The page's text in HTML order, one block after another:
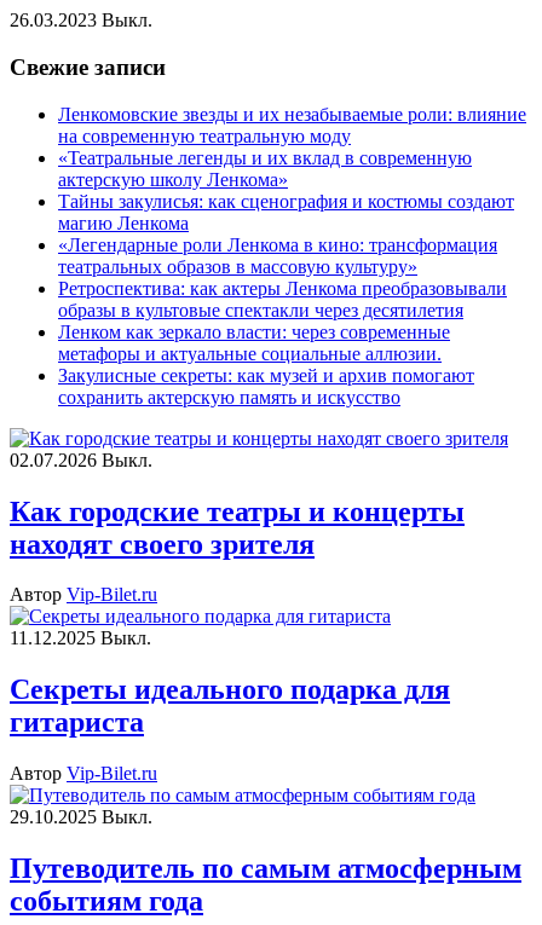
26.03.2023 Выкл.
Свежие записи
Ленкомовские звезды и их незабываемые роли: влияние
на современную театральную моду
«Театральные легенды и их вклад в современную
актерскую школу Ленкома»
Тайны закулисья: как сценография и костюмы создают
магию Ленкома
«Легендарные роли Ленкома в кино: трансформация
театральных образов в массовую культуру»
Ретроспектива: как актеры Ленкома преобразовывали
образы в культовые спектакли через десятилетия
Ленком как зеркало власти: через современные
метафоры и актуальные социальные аллюзии.
Закулисные секреты: как музей и архив помогают
сохранить актерскую память и искусство
02.07.2026 Выкл.
Как городские театры и концерты
находят своего зрителя
Автор Vip-Bilet.ru
11.12.2025 Выкл.
Секреты идеального подарка для
гитариста
Автор Vip-Bilet.ru
29.10.2025 Выкл.
Путеводитель по самым атмосферным
событиям года